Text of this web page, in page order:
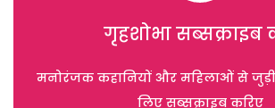
गृहशोभा सब्सक्राइब
मनोरंजक कहानियों और महिलाओं से
लिए सब्सक्राइब करिए